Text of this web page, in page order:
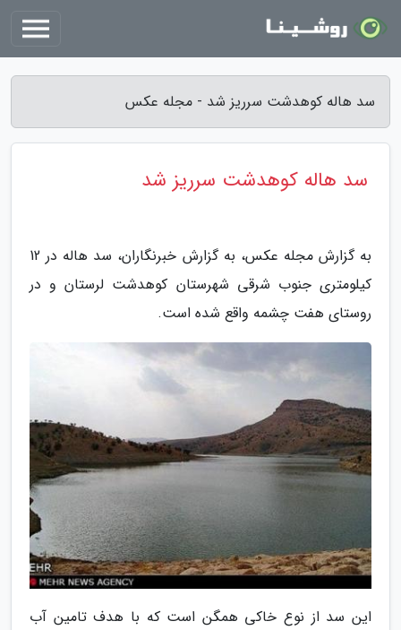
سد هاله کوهدشت سرریز شد - مجله عکس
سد هاله کوهدشت سرریز شد
به گزارش مجله عکس، به گزارش خبرنگاران، سد هاله در 12
کیلومتری جنوب شرقی شهرستان کوهدشت لرستان و در
روستای هفت چشمه واقع شده است.
این سد از نوع خاکی همگن است که با هدف تامین آب